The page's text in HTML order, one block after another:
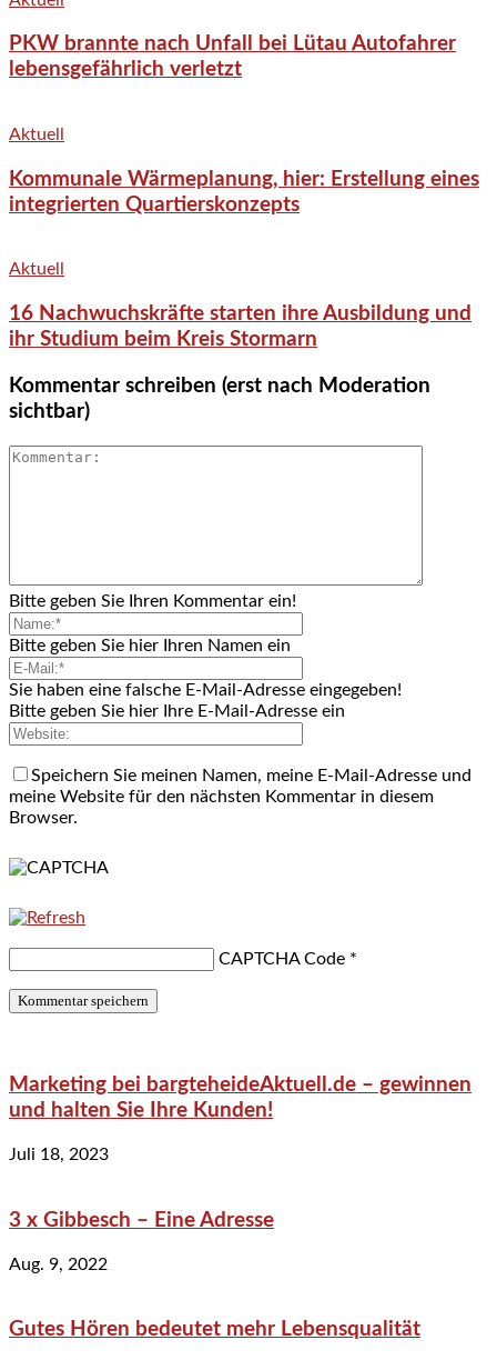
PKW brannte nach Unfall bei Lütau Autofahrer
lebensgefährlich verletzt
Aktuell
Kommunale Wärmeplanung, hier: Erstellung eines
integrierten Quartierskonzepts
Aktuell
16 Nachwuchskräfte starten ihre Ausbildung und
ihr Studium beim Kreis Stormarn
Kommentar schreiben (erst nach Moderation
sichtbar)
Bitte geben Sie Ihren Kommentar ein!
Bitte geben Sie hier Ihren Namen ein
Sie haben eine falsche E-Mail-Adresse eingegeben!
Bitte geben Sie hier Ihre E-Mail-Adresse ein
Speichern Sie meinen Namen, meine E-Mail-Adresse und
meine Website für den nächsten Kommentar in diesem
Browser.
CAPTCHA Code *
Marketing bei bargteheideAktuell.de – gewinnen
und halten Sie Ihre Kunden!
Juli 18, 2023
3 x Gibbesch – Eine Adresse
Aug. 9, 2022
Gutes Hören bedeutet mehr Lebensqualität